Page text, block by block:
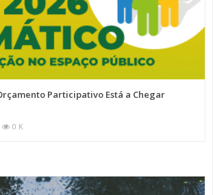
Participativo Está a Chegar
0 K